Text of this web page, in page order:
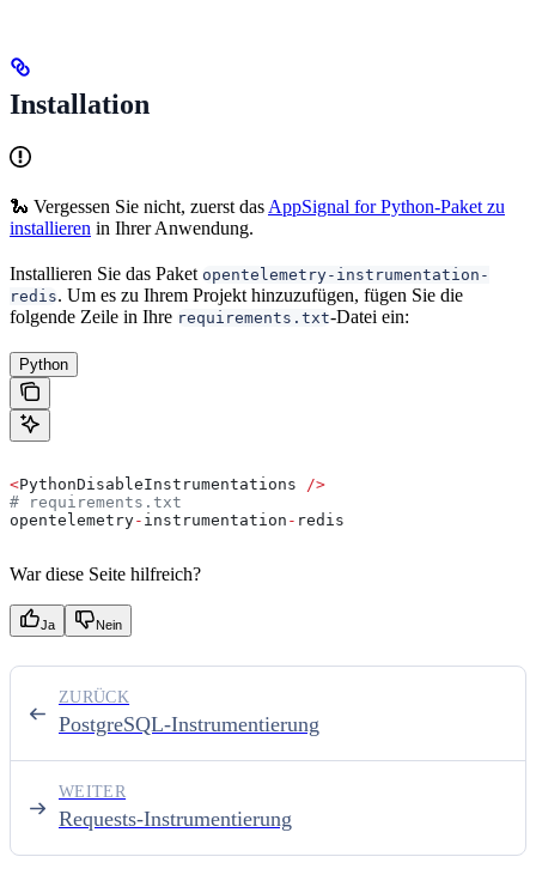
Installation
🐍 Vergessen Sie nicht, zuerst das AppSignal for Python-Paket zu
installieren in Ihrer Anwendung.
Installieren Sie das Paket opentelemetry-instrumentation-
redis. Um es zu Ihrem Projekt hinzuzufügen, fügen Sie die
folgende Zeile in Ihre requirements.txt-Datei ein:
Python
<PythonDisableInstrumentations
/>
# requirements.txt
opentelemetry- instrumentation - redis
War diese Seite hilfreich?
Ja Nein
PostgreSQL-Instrumentierung
ZURÜCK
Requests-Instrumentierung
WEITER